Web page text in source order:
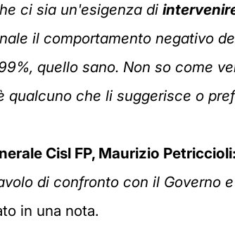
ci sia un'esigenza di
il comportamento negativo
quello sano. Non so come
che li suggerisce o
Cisl FP, Maurizio
di confronto con il Governo
in una nota.